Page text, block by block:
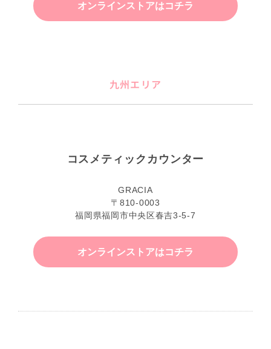
オンラインストアはコチラ
九州エリア
コスメティックカウンター
GRACIA
〒810-0003
福岡県福岡市中央区春吉3-5-7
オンラインストアはコチラ